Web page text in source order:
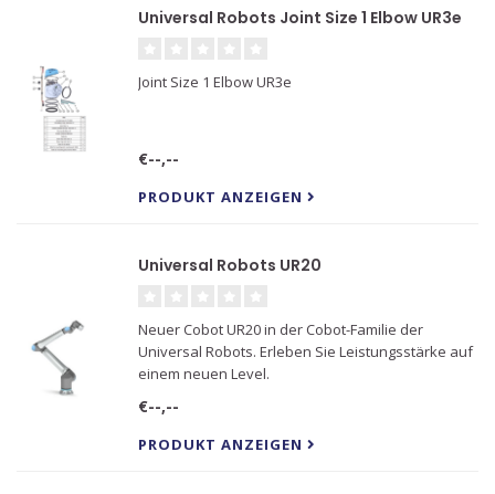
Universal Robots Joint Size 1 Elbow UR3e
Joint Size 1 Elbow UR3e
€--,--
PRODUKT ANZEIGEN
Universal Robots UR20
Neuer Cobot UR20 in der Cobot-Familie der
Universal Robots. Erleben Sie Leistungsstärke auf
einem neuen Level.
€--,--
PRODUKT ANZEIGEN